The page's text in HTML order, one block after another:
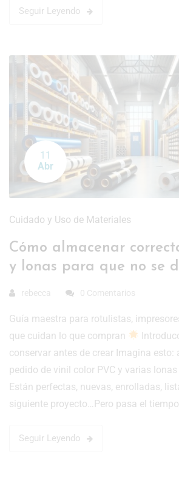
Seguir Leyendo
11
Abr
Cuidado y Uso de Materiales
Cómo almacenar
y lonas para que no se
rebecca 0 Comentarios
Guía maestra para rotulistas,
que cuidan lo que compran
conservar antes de crear Imagina esto:
pedido de vinil color PVC y varias lonas
Están perfectas, nuevas, enrolladas,
siguiente proyecto…Pero pasa el
Seguir Leyendo